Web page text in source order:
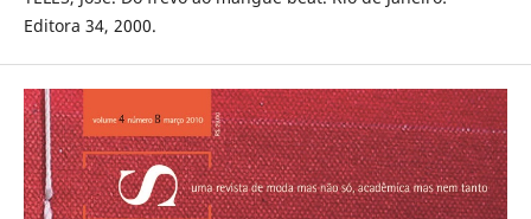
Editora 34, 2000.